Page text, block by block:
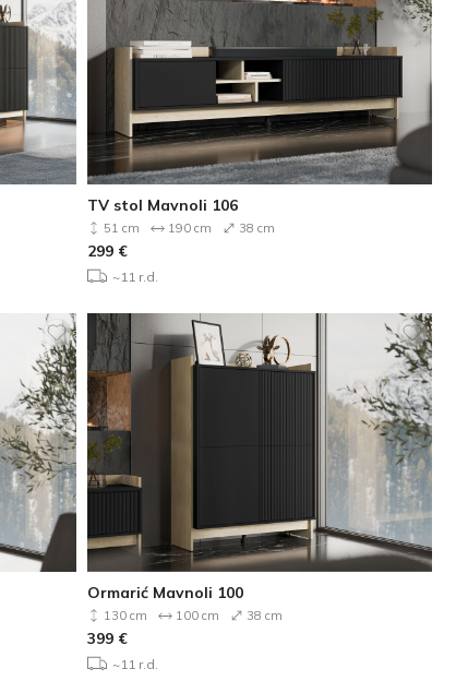
TV stol Mavnoli 106
51 cm 190 cm 38 cm
299 €
~11 r.d.
Ormarić Mavnoli 100
130 cm 100 cm 38 cm
399 €
~11 r.d.